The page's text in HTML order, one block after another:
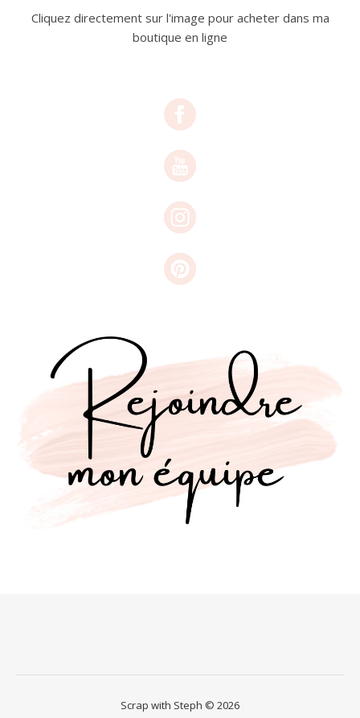
Cliquez directement sur l'image pour acheter dans ma
boutique en ligne
Scrap with Steph © 2026